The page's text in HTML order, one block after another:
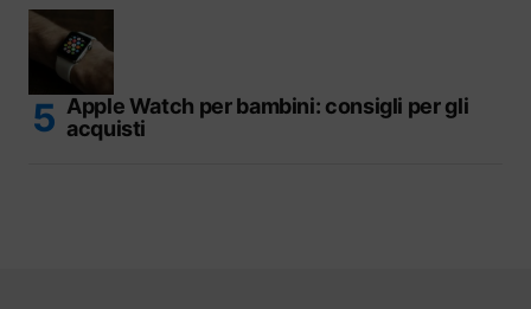
Apple Watch per bambini: consigli per gli
acquisti